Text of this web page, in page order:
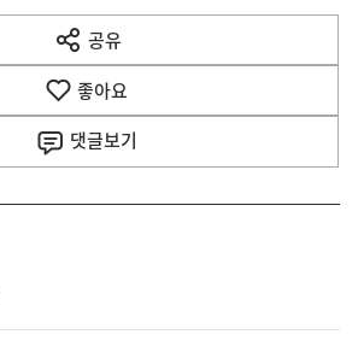
공유
열
기
좋아요
댓글보기